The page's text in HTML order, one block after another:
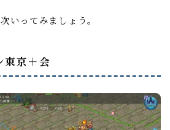
いってみましょう。
東京＋会